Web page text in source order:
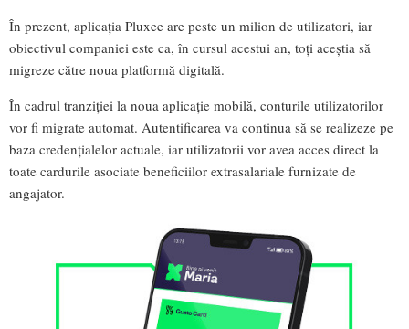
În prezent, aplicația Pluxee are peste un milion de utilizatori, iar
obiectivul companiei este ca, în cursul acestui an, toți aceștia să
migreze către noua platformă digitală.
În cadrul tranziției la noua aplicație mobilă, conturile utilizatorilor
vor fi migrate automat. Autentificarea va continua să se realizeze pe
baza credențialelor actuale, iar utilizatorii vor avea acces direct la
toate cardurile asociate beneficiilor extrasalariale furnizate de
angajator.